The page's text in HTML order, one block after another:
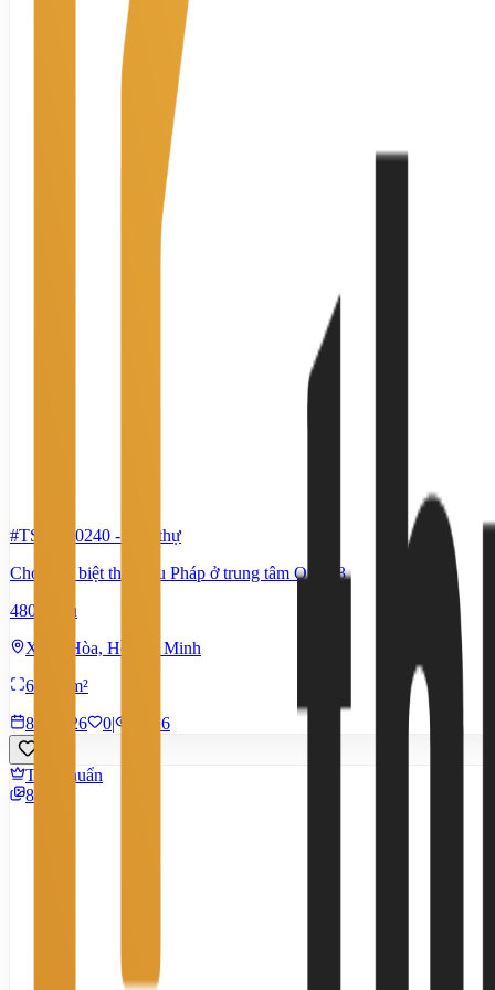
#TS18680240 -
Biệt thự
Cho thuê biệt thự kiểu Pháp ở trung tâm Quận 3
480 Triệu
Xuân Hòa, Hồ Chí Minh
661,5 m²
8/7/2026
0| 1.426
Tiêu chuẩn
8